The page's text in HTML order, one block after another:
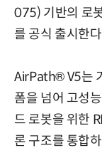
075) 기반의 로
를 공식 출시한
AirPath® V5는
폼을 넘어 고성
드 로봇을 위한
론 구조를 통합